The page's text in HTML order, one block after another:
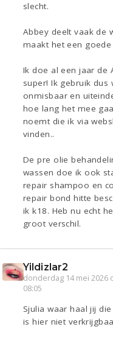
slecht.
Abbey deelt vaak de
maakt het een
Ik doe al een jaar de
super! Ik gebruik dus
onmisbaar en
hoe lang het mee
noemt die ik via
vinden..
De pre olie
wassen doe ik ook
repair shampoo en
repair bond hitte
ik k18. Heb nu echt
groot verschil.
Yildizlar2
donderdag 14 mei 2026
08:05
Sjulia waar haal jij
is hier niet